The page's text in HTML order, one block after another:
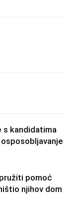
s kandidatima
pomoć
njihov dom